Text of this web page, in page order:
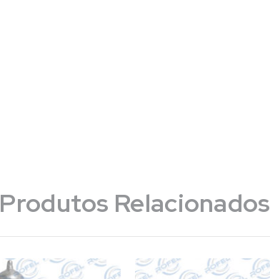
Produtos Relacionados